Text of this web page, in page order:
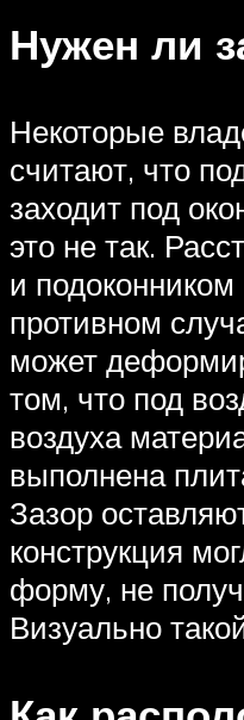
Нужен ли
Некоторые
считают, что
заходит под
это не так.
и
противном
может
том, что под
воздуха
выполнена
Зазор
конструкция
форму, не
Визуально